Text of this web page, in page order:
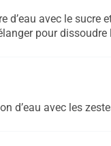
d’eau avec le sucre
pour dissoudre
d’eau avec les